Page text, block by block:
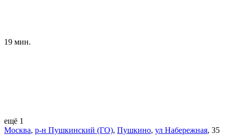
19 мин.
ещё 1
Москва, р-н Пушкинский (ГО), Пушкино, ул Набережная, 35